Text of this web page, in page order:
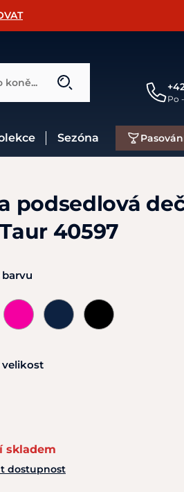
🐴
Po
koně...
Sezóna
podsedlová
40597
velikost
skladem
dostupnost